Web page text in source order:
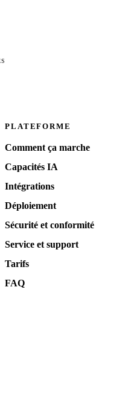
PLATEFORME
Comment ça marche
Capacités IA
Intégrations
Déploiement
Sécurité et conformité
Service et support
Tarifs
FAQ